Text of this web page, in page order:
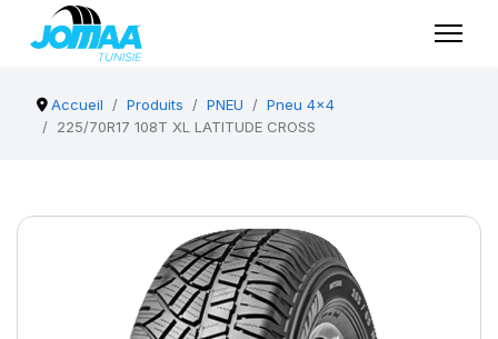
Accueil Produits PNEU
Pneu 4x4
225/70R17 108T XL LATITUDE CROSS